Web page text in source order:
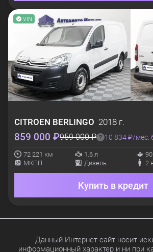
VIN
CITROEN BERLINGO 2018 г.
859 000 ₽959 000 ₽ 10 834 ₽/мес.
72 221 км 1.6 л
МКПП
Дизель 2
Купить в кредит
Данный Интернет-сайт носит
информационный характер и ни при